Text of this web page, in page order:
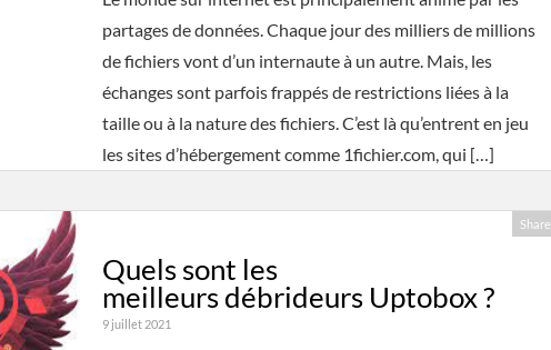
partages de données. Chaque jour des milliers de millions
de fichiers vont d’un internaute à un autre. Mais, les
échanges sont parfois frappés de restrictions liées à la
taille ou à la nature des fichiers. C’est là qu’entrent en jeu
les sites d’hébergement comme 1fichier.com, qui […]
Share
Quels sont les
meilleurs débrideurs Uptobox ?
9 juillet 2021